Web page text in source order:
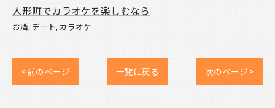
人形町でカラオケを楽しむなら
お酒 デート カラオケ
< 前のページ 一覧に戻る 次のページ >